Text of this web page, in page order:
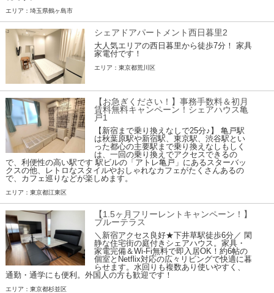
エリア：埼玉県鶴ヶ島市
シェアドアパートメント西日暮里2
大人気エリアの西日暮里から徒歩7分！ 家具
家電付です！
エリア：東京都荒川区
【お急ぎください！】事務手数料＆初月
賃料無料キャンペーン！シェアハウス亀
戸1
【新宿まで乗り換えなしで25分♪】 亀戸駅
は秋葉原駅や新宿駅、東京駅、渋谷駅とい
った都心の主要駅まで乗り換えなしもしく
は、一回の乗り換えでアクセスできるの
で、利便性の高い駅です 駅ビルの「アトレ亀戸」にあるスターバッ
クスの他、レトロなスタイルやおしゃれなカフェがたくさんあるの
で、カフェ巡りなどが楽しめます。
エリア：東京都江東区
【1.5ヶ月フリーレントキャンペーン！】
ブルーテラス
＼新宿アクセス良好★下井草駅徒歩6分／ 閑
静な住宅街の庭付きシェアハウス。家具・
家電完備＆Wi-Fi無料で即入居OK！約6帖の
個室とNetflix対応の広々リビングで快適に暮
らせます。水回りも複数あり使いやすく、
通勤・通学にも便利。外国人の方も歓迎です！
エリア：東京都杉並区